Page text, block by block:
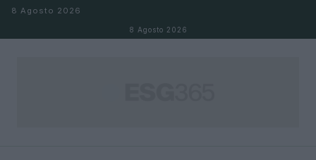
Salta al contenuto
8 Agosto 2026
8 Agosto 2026